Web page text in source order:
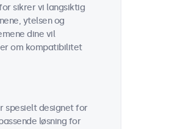
sikrer vi langsiktig
ytelsen og
dine vil
om kompatibilitet
spesielt designet for
løsning for